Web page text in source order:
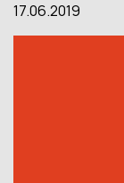
17.06.2019